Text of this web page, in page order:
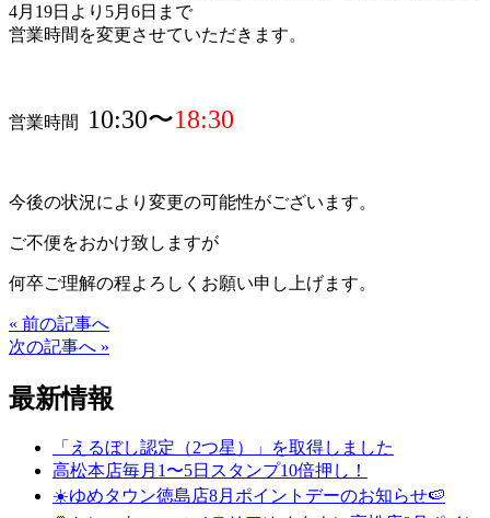
4月19日より5月6日まで
営業時間を変更させていただきます。
営業時間 10:30〜18:30
今後の状況により変更の可能性がございます。
ご不便をおかけ致しますが
何卒ご理解の程よろしくお願い申し上げます。
« 前の記事へ
次の記事へ »
最新情報
「えるぼし認定（2つ星）」を取得しました
高松本店毎月1〜5日スタンプ10倍押し！
☀️ゆめタウン徳島店8月ポイントデーのお知らせ🍉